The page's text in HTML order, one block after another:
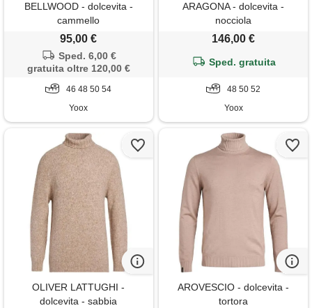
BELLWOOD - dolcevita -
cammello
95,00 €
Sped. 6,00 €
gratuita oltre 120,00 €
46 48 50 54
Yoox
ARAGONA - dolcevita -
nocciola
146,00 €
Sped. gratuita
48 50 52
Yoox
OLIVER LATTUGHI -
dolcevita - sabbia
AROVESCIO - dolcevita -
tortora